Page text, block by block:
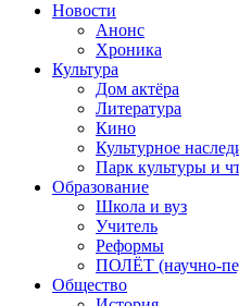
Новости
Анонс
Хроника
Культура
Дом актёра
Литература
Кино
Культурное
Парк культуры и
Образование
Школа и вуз
Учитель
Реформы
ПОЛЁТ (научно-
Общество